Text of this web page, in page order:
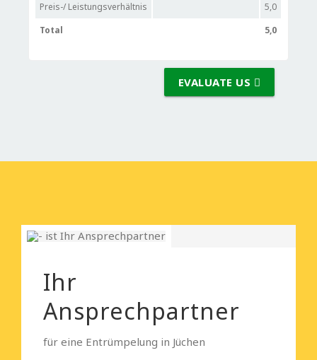
Preis-/ Leistungsverhältnis
5,0
Total
5,0
EVALUATE US
Ihr
Ansprechpartner
für eine Entrümpelung in Jüchen